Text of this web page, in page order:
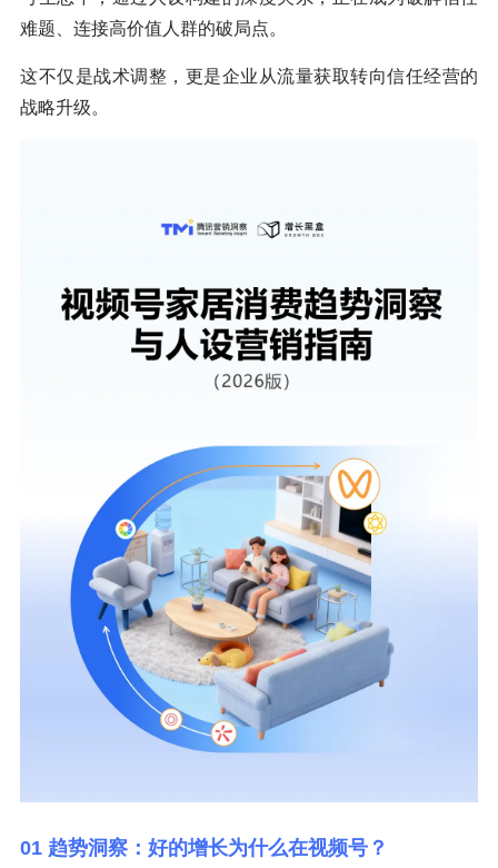
难题、连接高价值人群的破局点。
这不仅是战术调整，更是企业从流量获取转向信任经营的
战略升级。
01 趋势洞察：好的增长为什么在视频号？